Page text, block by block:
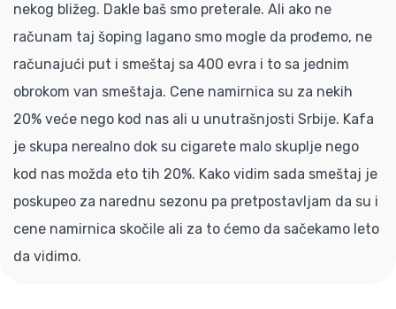
nekog bližeg. Dakle baš smo preterale. Ali ako ne
računam taj šoping lagano smo mogle da prođemo, ne
računajući put i smeštaj sa 400 evra i to sa jednim
obrokom van smeštaja. Cene namirnica su za nekih
20% veće nego kod nas ali u unutrašnjosti Srbije. Kafa
je skupa nerealno dok su cigarete malo skuplje nego
kod nas možda eto tih 20%. Kako vidim sada smeštaj je
poskupeo za narednu sezonu pa pretpostavljam da su i
cene namirnica skočile ali za to ćemo da sačekamo leto
da vidimo.